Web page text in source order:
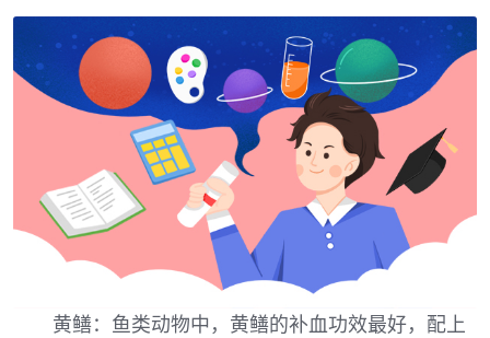
黄鳝：鱼类动物中，黄鳝的补血功效最好，配上